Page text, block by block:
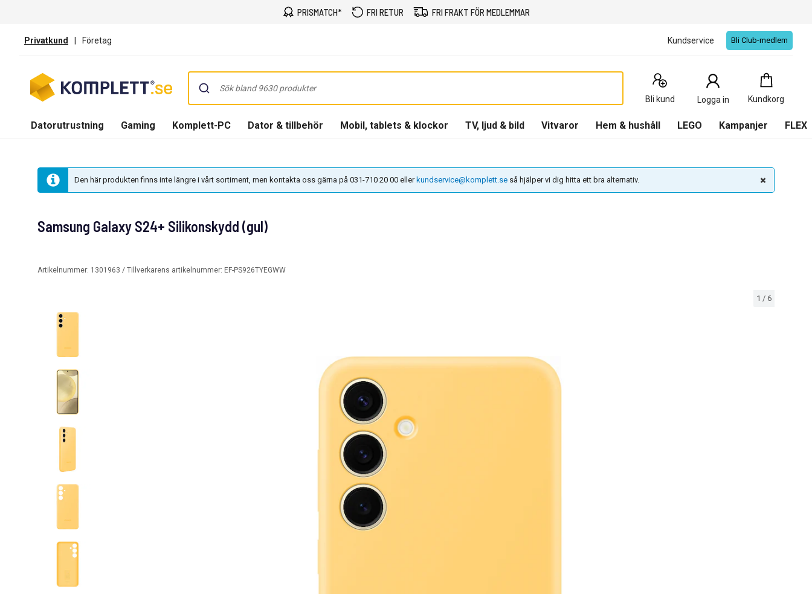
PRISMATCH* FRI RETUR FRI FRAKT FÖR MEDLEMMAR
Privatkund | Företag Kundservice Bli Club-medlem
Bli kund Logga in Kundkorg
Kundkorg
0
Produkter
Datorutrustning Gaming Komplett-PC Dator & tillbehör Mobil, tablets & klockor TV, ljud & bild Vitvaror Hem & hushåll LEGO Kampanjer FLEX
Den här produkten finns inte längre i vårt sortiment, men kontakta oss gärna på 031-710 20 00 eller kundservice@komplett.se så hjälper vi dig hitta ett bra alternativ.
1 / 6
Samsung Galaxy S24+ Silikonskydd (gul)
Artikelnummer: 1301963 / Tillverkarens artikelnummer: EF-PS926TYEGWW